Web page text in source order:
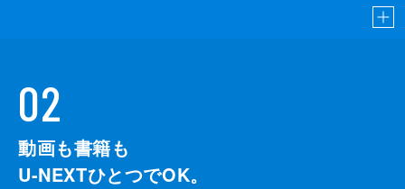
02
動画も書籍も
U-NEXTひとつでOK。